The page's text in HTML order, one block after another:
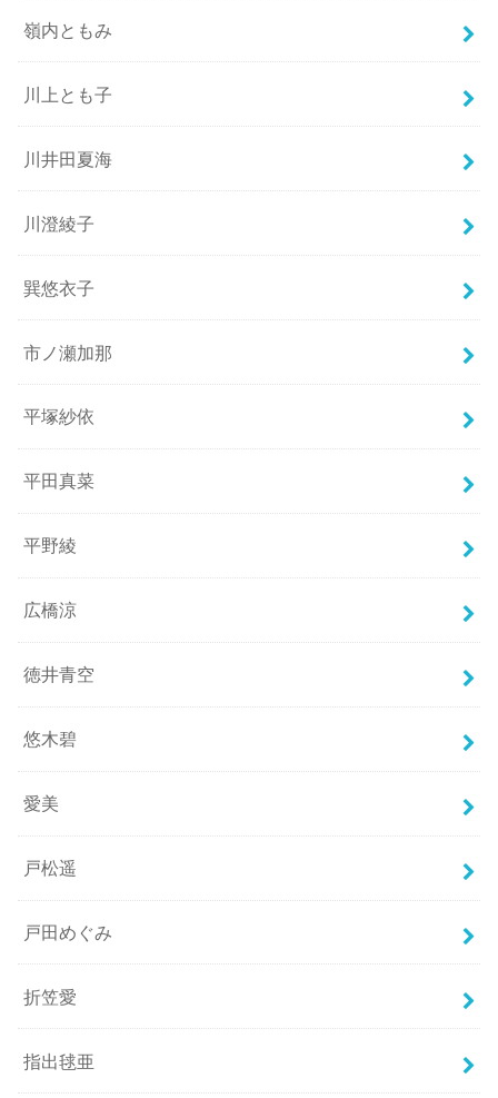
嶺内ともみ
川上とも子
川井田夏海
川澄綾子
巽悠衣子
市ノ瀬加那
平塚紗依
平田真菜
平野綾
広橋涼
徳井青空
悠木碧
愛美
戸松遥
戸田めぐみ
折笠愛
指出毬亜